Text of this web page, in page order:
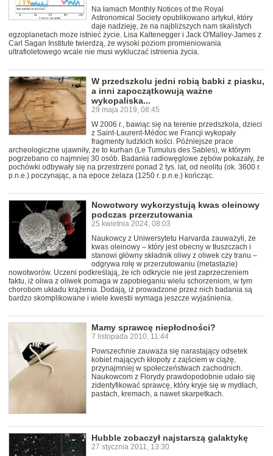
Na łamach Monthly Notices of the Royal
Astronomical Society opublikowano artykuł, który
daje nadzieję, że na najbliższych nam skalistych
egzoplanetach może istnieć życie. Lisa Kaltenegger i Jack O'Malley-James z
Carl Sagan Institute twierdzą, że wysoki poziom promieniowania
ultrafioletowego wcale nie musi wykluczać istnienia życia.
W przedszkolu jedni robią babki z piasku,
a inni zapoczątkowują ważne
wykopaliska...
29 maja 2019, 08:45
W 2006 r., bawiąc się na terenie przedszkola, dzieci
z Saint-Laurent-Médoc we Francji wykopały
fragmenty ludzkich kości. Późniejsze prace
archeologiczne ujawniły, że to kurhan (Le Tumulus des Sables), w którym
pogrzebano co najmniej 30 osób. Badania radiowęglowe zębów pokazały, że
pochówki odbywały się na przestrzeni ponad 2 tys. lat, od neolitu (ok. 3600 r.
p.n.e.) poczynając, a na epoce żelaza (1250 r. p.n.e.) kończąc.
Nowotwory wykorzystują kwas oleinowy
podczas przerzutowania
25 kwietnia 2024, 08:03
Naukowcy z Uniwersytetu Harvarda zauważyli, że
kwas oleinowy – który jest obecny w tłuszczach i
stanowi główny składnik oliwy z oliwek czy tranu –
odgrywa rolę w przerzutowaniu (metastazie)
nowotworów. Uczeni podkreślają, że ich odkrycie nie jest zaprzeczeniem
faktu, iż oliwa z oliwek pomaga w zapobieganiu wielu schorzeniom, w tym
chorobom układu krążenia. Dodają, iż prowadzone przez nich badania są
bardzo skomplikowane i wiele kwestii wymaga jeszcze wyjaśnienia.
Mamy sprawcę niepłodności?
7 listopada 2010, 11:44
Powszechnie zauważa się narastający odsetek
kobiet mających kłopoty z zajściem w ciążę,
przynajmniej w społeczeństwach zachodnich.
Naukowcom z Florydy prawdopodobnie udało się
zidentyfikować sprawcę, który kryje się w mydłach,
pastach, kremach, a nawet skarpetkach.
Hubble zobaczył najstarszą galaktykę
27 stycznia 2011, 13:30